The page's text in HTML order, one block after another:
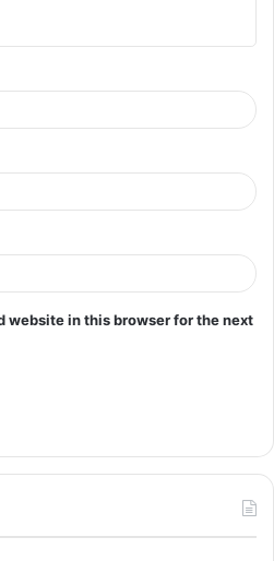
website in this browser for the next